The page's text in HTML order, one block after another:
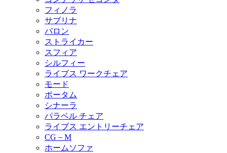
フィノラ
サブリナ
バロン
ストライカー
スフィア
シルフィー
ライブス ワークチェア
モード
ポータム
シナーラ
パラベル チェア
ライブス エントリーチェア
CG－M
ホームソファ